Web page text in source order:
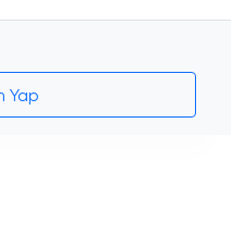
Yap